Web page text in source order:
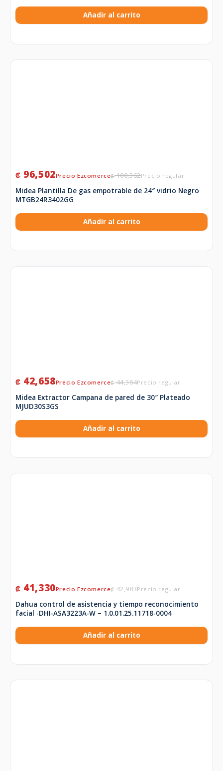
Añadir al carrito
₡100,362
₡ 96,502
Midea Plantilla De gas empotrable de 24″ vidrio Negro
MTGB24R3402GG
Añadir al carrito
₡44,364
₡ 42,658
Midea Extractor Campana de pared de 30″ Plateado
MJUD30S3GS
Añadir al carrito
₡42,983
₡ 41,330
Dahua control de asistencia y tiempo reconocimiento
facial -DHI-ASA3223A-W – 1.0.01.25.11718-0004
Añadir al carrito